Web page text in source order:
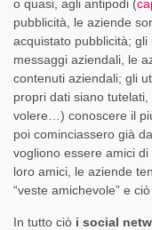
o quasi, agli antipodi (
pubblicità, le aziende
acquistato pubblicità;
messaggi aziendali, le
contenuti aziendali; gli
propri dati siano
volere…) conoscere il
poi cominciassero già
vogliono essere amici
loro amici, le aziende
“veste amichevole” e
In tutto ciò i social